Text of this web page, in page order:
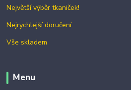
Největší výběr tkaniček!
Nejrychlejší doručení
Vše skladem
Menu